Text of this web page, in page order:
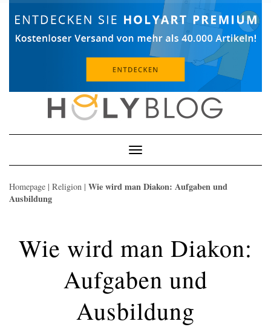
Toggle
Navigation
Homepage | Religion | Wie wird man Diakon: Aufgaben und
Ausbildung
Wie wird man Diakon:
Aufgaben und
Ausbildung